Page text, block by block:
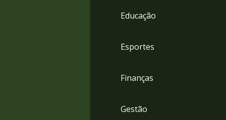
Educação
Esportes
Finanças
Gestão